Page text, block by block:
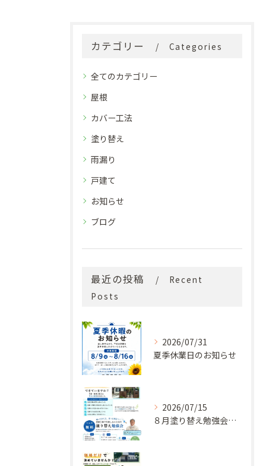
カテゴリー Categories
全てのカテゴリー
屋根
カバー工法
塗り替え
雨漏り
戸建て
お知らせ
ブログ
最近の投稿
Recent
Posts
2026/07/31
夏季休業日のお知らせ
2026/07/15
８月塗り替え勉強会開催のお知らせ